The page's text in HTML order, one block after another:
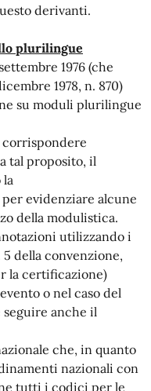
derivanti.
plurilingue
1976 (che
1978, n. 870)
su moduli plurilingue
tal proposito, il
la
per evidenziare alcune
della modulistica.
utilizzando i
della convenzione,
la certificazione)
o nel caso del
seguire anche il
che, in quanto
nazionali con
tutti i codici per le